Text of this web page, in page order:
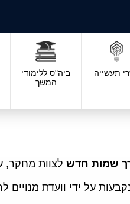
תעשייה
ביה"ס ללימודי
המשך
שמות חדשלצוות מחקר,
על ידי וועדת